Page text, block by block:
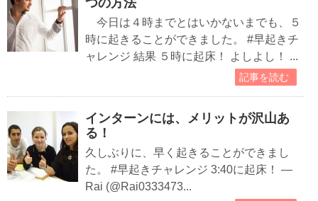
つの方法
今日は４時までとはいかないまでも、５
時に起きることができました。 #早起きチ
ャレンジ 結果 ５時に起床！ よしよし！ ...
記事を読む
インターンには、メリットが沢山あ
る！
久しぶりに、早く起きることができまし
た。 #早起きチャレンジ 3:40に起床！ —
Rai (@Rai0333473...